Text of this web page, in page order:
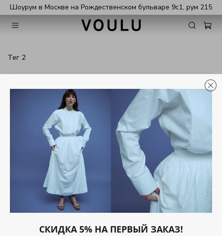
Шоурум в Москве на Рождественском бульваре 9с1, рум 215
тег 2
СКИДКА 5% НА ПЕРВЫЙ ЗАКАЗ!